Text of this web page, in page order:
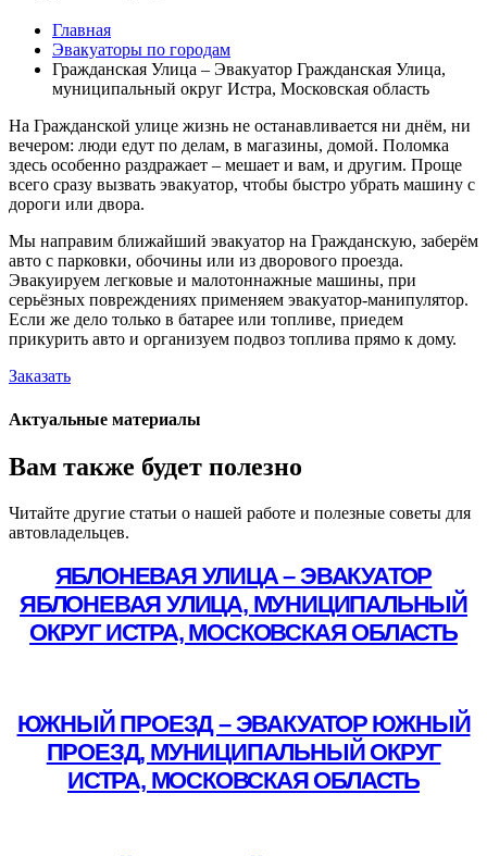
Главная
Эвакуаторы по городам
Гражданская Улица – Эвакуатор Гражданская Улица,
муниципальный округ Истра, Московская область
На Гражданской улице жизнь не останавливается ни днём, ни
вечером: люди едут по делам, в магазины, домой. Поломка
здесь особенно раздражает – мешает и вам, и другим. Проще
всего сразу вызвать эвакуатор, чтобы быстро убрать машину с
дороги или двора.
Мы направим ближайший эвакуатор на Гражданскую, заберём
авто с парковки, обочины или из дворового проезда.
Эвакуируем легковые и малотоннажные машины, при
серьёзных повреждениях применяем эвакуатор-манипулятор.
Если же дело только в батарее или топливе, приедем
прикурить авто и организуем подвоз топлива прямо к дому.
Заказать
Актуальные материалы
Вам также будет полезно
Читайте другие статьи о нашей работе и полезные советы для
автовладельцев.
ЯБЛОНЕВАЯ УЛИЦА – ЭВАКУАТОР
ЯБЛОНЕВАЯ УЛИЦА, МУНИЦИПАЛЬНЫЙ
ОКРУГ ИСТРА, МОСКОВСКАЯ ОБЛАСТЬ
ЮЖНЫЙ ПРОЕЗД – ЭВАКУАТОР ЮЖНЫЙ
ПРОЕЗД, МУНИЦИПАЛЬНЫЙ ОКРУГ
ИСТРА, МОСКОВСКАЯ ОБЛАСТЬ